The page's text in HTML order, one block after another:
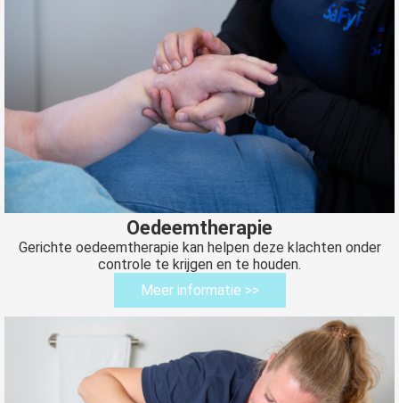
Oedeemtherapie
Gerichte oedeemtherapie kan helpen deze klachten onder
controle te krijgen en te houden.
Meer informatie >>